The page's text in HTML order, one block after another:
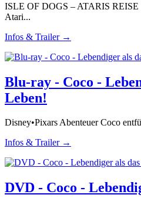
ISLE OF DOGS – ATARIS REISE
Atari...
Infos & Trailer →
Blu-ray - Coco -
Leben!
Disney•Pixars Abenteuer Coco
Infos & Trailer →
DVD - Coco -